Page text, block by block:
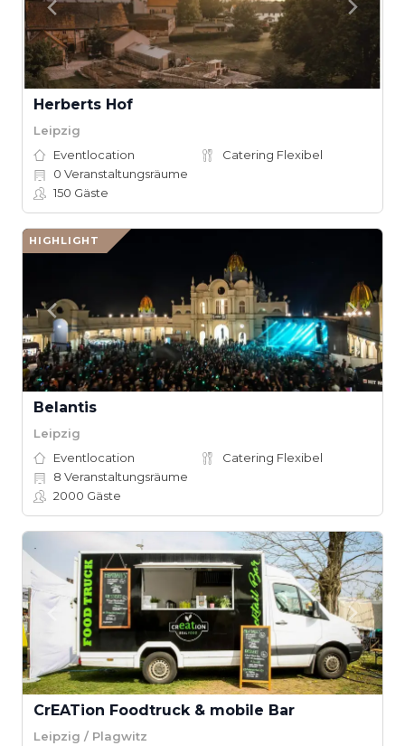
Herberts Hof
Leipzig
Eventlocation
Catering Flexibel
0 Veranstaltungsräume
150 Gäste
HIGHLIGHT
Belantis
Leipzig
Eventlocation
Catering Flexibel
8 Veranstaltungsräume
2000 Gäste
CrEATion Foodtruck & mobile Bar
Leipzig / Plagwitz